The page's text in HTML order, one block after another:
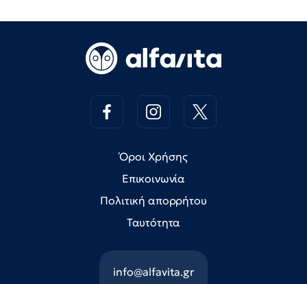
Όροι Χρήσης
Επικοινωνία
Πολιτική απορρήτου
Ταυτότητα
info@alfavita.gr